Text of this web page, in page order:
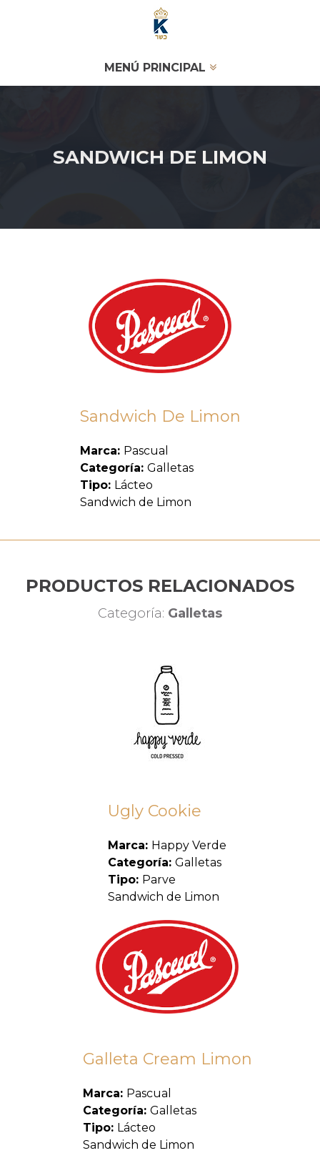
MENÚ PRINCIPAL
SANDWICH DE LIMON
Sandwich De Limon
Marca: Pascual
Categoría: Galletas
Tipo: Lácteo
Sandwich de Limon
PRODUCTOS RELACIONADOS
Categoría: Galletas
Ugly Cookie
Marca: Happy Verde
Categoría: Galletas
Tipo: Parve
Sandwich de Limon
Galleta Cream Limon
Marca: Pascual
Categoría: Galletas
Tipo: Lácteo
Sandwich de Limon